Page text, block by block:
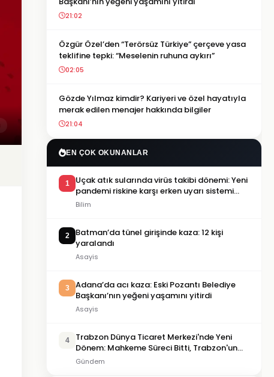
21:02
Özgür Özel’den “Terörsüz Türkiye” çerçeve yasa
teklifine tepki: “Meselenin ruhuna aykırı”
02:05
Gözde Yılmaz kimdir? Kariyeri ve özel hayatıyla
merak edilen menajer hakkında bilgiler
21:04
EN ÇOK OKUNANLAR
1
Uçak atık sularında virüs takibi dönemi: Yeni
pandemi riskine karşı erken uyarı sistemi
geliştiriliyor
Bilim
2
Batman’da tünel girişinde kaza: 12 kişi
yaralandı
Asayis
3
Adana’da acı kaza: Eski Pozantı Belediye
Başkanı’nın yeğeni yaşamını yitirdi
Asayis
4
Trabzon Dünya Ticaret Merkezi'nde Yeni
Dönem: Mahkeme Süreci Bitti, Trabzon'un
Dev Projesi Ne Zaman Tamamlanacak?
Gündem